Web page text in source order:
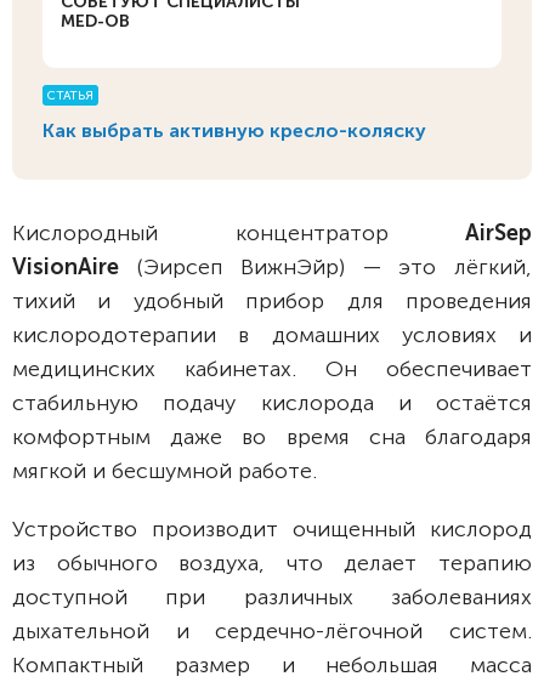
MED-OB
СТАТЬЯ
Как выбрать активную кресло-коляску
Кислородный концентратор AirSep
VisionAire (Эирсеп ВижнЭйр) — это лёгкий,
тихий и удобный прибор для проведения
кислородотерапии в домашних условиях и
медицинских кабинетах. Он обеспечивает
стабильную подачу кислорода и остаётся
комфортным даже во время сна благодаря
мягкой и бесшумной работе.
Устройство производит очищенный кислород
из обычного воздуха, что делает терапию
доступной при различных заболеваниях
дыхательной и сердечно-лёгочной систем.
Компактный размер и небольшая масса